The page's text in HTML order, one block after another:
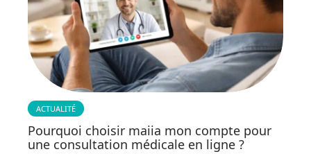
ACTUALITÉ
Pourquoi choisir maiia mon compte pour
une consultation médicale en ligne ?